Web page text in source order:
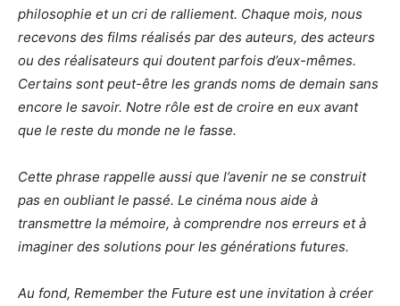
philosophie et un cri de ralliement. Chaque mois, nous
recevons des films réalisés par des auteurs, des acteurs
ou des réalisateurs qui doutent parfois d’eux-mêmes.
Certains sont peut-être les grands noms de demain sans
encore le savoir. Notre rôle est de croire en eux avant
que le reste du monde ne le fasse.
Cette phrase rappelle aussi que l’avenir ne se construit
pas en oubliant le passé. Le cinéma nous aide à
transmettre la mémoire, à comprendre nos erreurs et à
imaginer des solutions pour les générations futures.
Au fond, Remember the Future est une invitation à créer